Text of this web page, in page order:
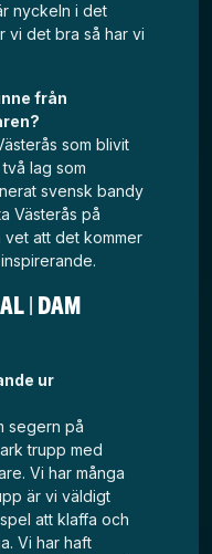
nyckeln i det
vi det bra så har vi
från
som blivit
lag som
svensk bandy
Västerås på
vet att det kommer
| DAM
ur
segern på
trupp med
Vi har många
är vi väldigt
att klaffa och
Vi har haft